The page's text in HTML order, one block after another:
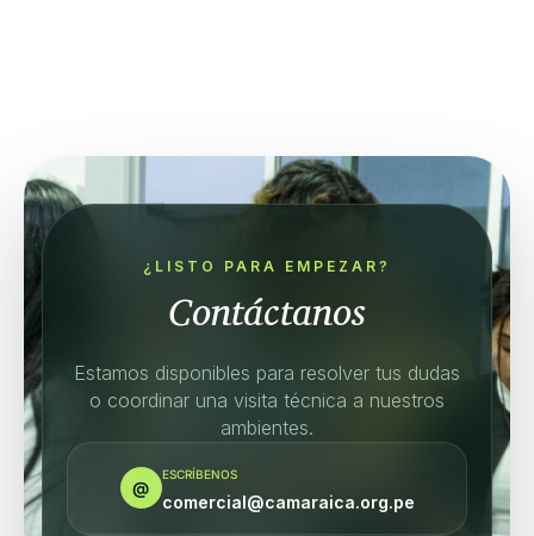
¿LISTO PARA EMPEZAR?
Contáctanos
Estamos disponibles para resolver tus dudas
o coordinar una visita técnica a nuestros
ambientes.
@
ESCRÍBENOS
comercial@camaraica.org.pe